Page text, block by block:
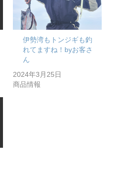
伊勢湾もトンジギも釣
れてますね！byお客さ
ん
2024年3月25日
商品情報